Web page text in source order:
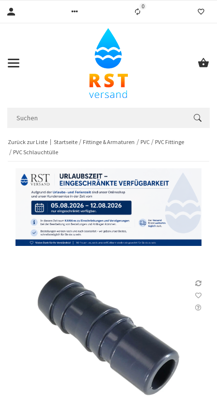
0Liste ist leer
Zurück zur Liste Startseite Fittinge & Armaturen PVC
PVC Fittinge
PVC Schlauchtülle